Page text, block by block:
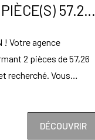
APPARTEMENT CLAMART 2 PIÈCE(S) 57.26 M2
! Votre agence
2 pièces de 57,26
recherché. Vous
parking. Possibilité
DÉCOUVRIR